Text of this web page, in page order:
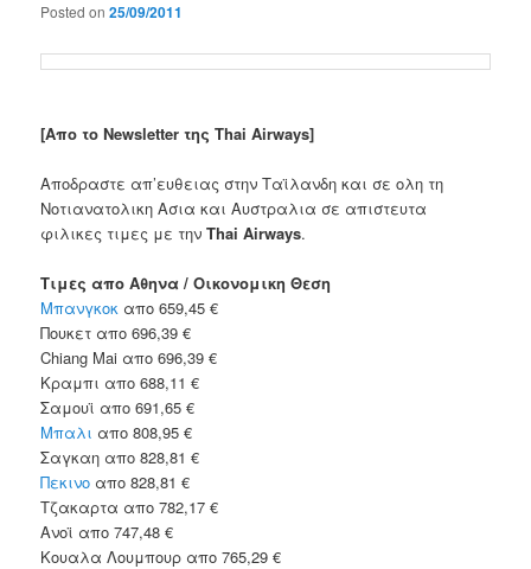
Posted on25/09/2011
[Απο το Newsletter της Thai Airways]
Αποδραστε απ’ευθειας στην Ταϊλανδη και σε ολη τη
Νοτιανατολικη Ασια και Αυστραλια σε απιστευτα
φιλικες τιμες με την Thai Airways.
Τιμες απο Αθηνα / Οικονομικη Θεση
Μπανγκοκ απο 659,45 €
Πουκετ απο 696,39 €
Chiang Mai απο 696,39 €
Κραμπι απο 688,11 €
Σαμουϊ απο 691,65 €
Μπαλι απο 808,95 €
Σαγκαη απο 828,81 €
Πεκινο απο 828,81 €
Τζακαρτα απο 782,17 €
Ανοϊ απο 747,48 €
Κουαλα Λουμπουρ απο 765,29 €